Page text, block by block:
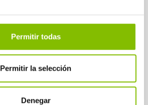
Permitir todas
Permitir la selección
Denegar
JASOTZEKO